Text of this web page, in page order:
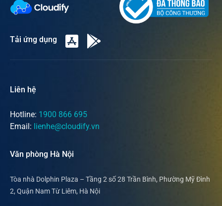
Tải ứng dụng
Liên hệ
Hotline: 1900 866 695
Email: lienhe@cloudify.vn
Văn phòng Hà Nội
Tòa nhà Dolphin Plaza – Tầng 2 số 28 Trần Bình, Phường Mỹ Đình
2, Quận Nam Từ Liêm, Hà Nội